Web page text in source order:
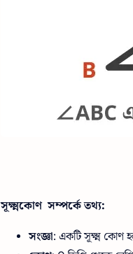
সূক্ষ্মকোণ সম্পর্কে তথ্য:
সংজ্ঞা: একটি সূক্ষ্ম কোণ